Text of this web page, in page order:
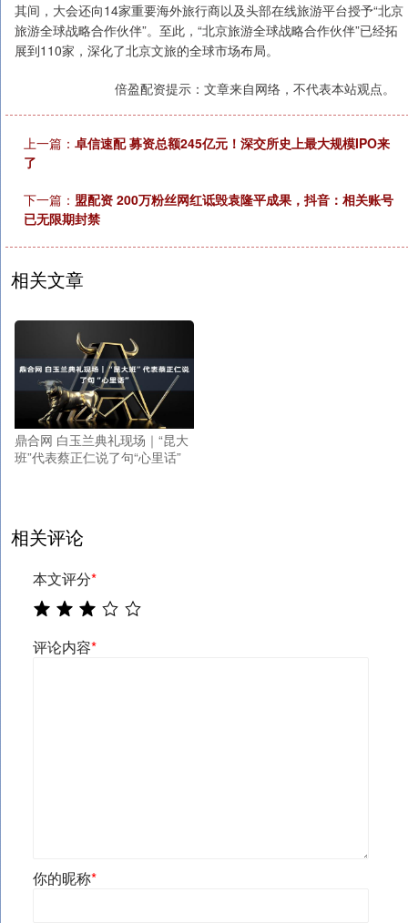
其间，大会还向14家重要海外旅行商以及头部在线旅游平台授予“北京
旅游全球战略合作伙伴”。至此，“北京旅游全球战略合作伙伴”已经拓
展到110家，深化了北京文旅的全球市场布局。
倍盈配资提示：文章来自网络，不代表本站观点。
上一篇： 卓信速配 募资总额245亿元！深交所史上最大规模IPO来
了
下一篇： 盟配资 200万粉丝网红诋毁袁隆平成果，抖音：相关账号
已无限期封禁
相关文章
鼎合网 白玉兰典礼现场｜“昆大
班”代表蔡正仁说了句“心里话”
相关评论
本文评分*
评论内容*
你的昵称*